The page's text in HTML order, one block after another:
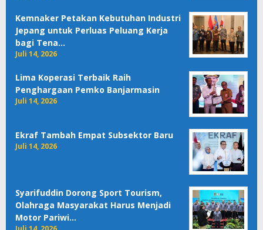
Kemnaker Petakan Kebutuhan Industri
Jepang untuk Perluas Peluang Kerja
bagi Tena…
Juli 14, 2026
Lima Koperasi Terbaik Raih
Penghargaan Pemko Banjarmasin
Juli 14, 2026
Ekraf Tambah Empat Subsektor Baru
Juli 14, 2026
Syarifuddin Dorong Sport Tourism,
Olahraga Masyarakat Harus Menjadi
Motor Pariwi…